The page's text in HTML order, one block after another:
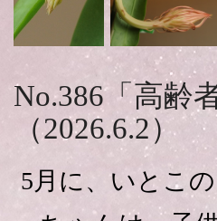
No.386「高齢
（2026.6.2）
5月に、いとこ